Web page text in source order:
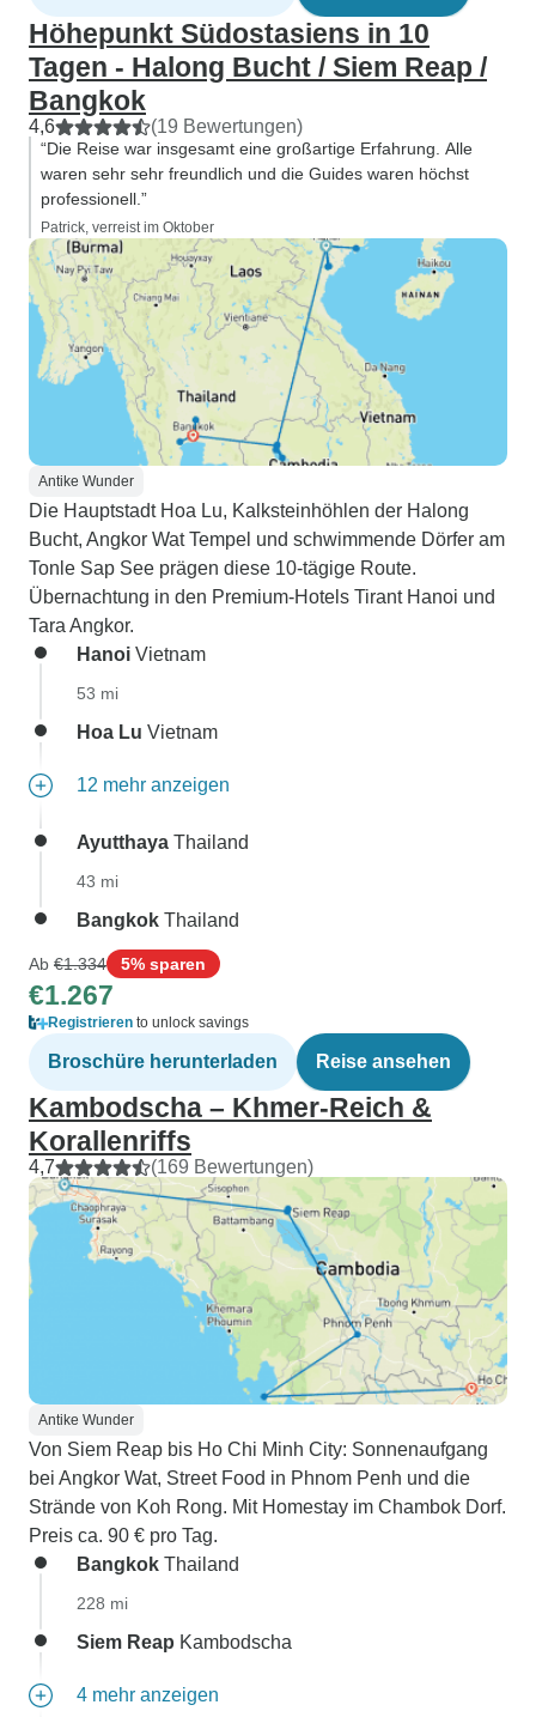
Höhepunkt Südostasiens in 10
Tagen - Halong Bucht / Siem Reap /
Bangkok
4,6 (19 Bewertungen)
“Die Reise war insgesamt eine großartige Erfahrung. Alle
waren sehr sehr freundlich und die Guides waren höchst
professionell.”
Patrick, verreist im Oktober
Antike Wunder
Die Hauptstadt Hoa Lu, Kalksteinhöhlen der Halong
Bucht, Angkor Wat Tempel und schwimmende Dörfer am
Tonle Sap See prägen diese 10-tägige Route.
Übernachtung in den Premium-Hotels Tirant Hanoi und
Tara Angkor.
Hanoi Vietnam
53 mi
Hoa Lu Vietnam
12 mehr anzeigen
Ayutthaya Thailand
43 mi
Bangkok Thailand
Ab €1.334 5% sparen
€1.267
Registrieren to unlock savings
Broschüre herunterladen Reise ansehen
Kambodscha – Khmer-Reich &
Korallenriffs
4,7 (169 Bewertungen)
Antike Wunder
Von Siem Reap bis Ho Chi Minh City: Sonnenaufgang
bei Angkor Wat, Street Food in Phnom Penh und die
Strände von Koh Rong. Mit Homestay im Chambok Dorf.
Preis ca. 90 € pro Tag.
Bangkok Thailand
228 mi
Siem Reap Kambodscha
4 mehr anzeigen